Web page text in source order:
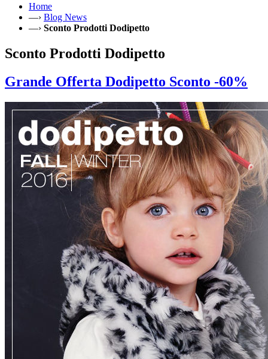
Home
—› Blog News
—› Sconto Prodotti Dodipetto
Sconto Prodotti Dodipetto
Grande Offerta Dodipetto Sconto -60%